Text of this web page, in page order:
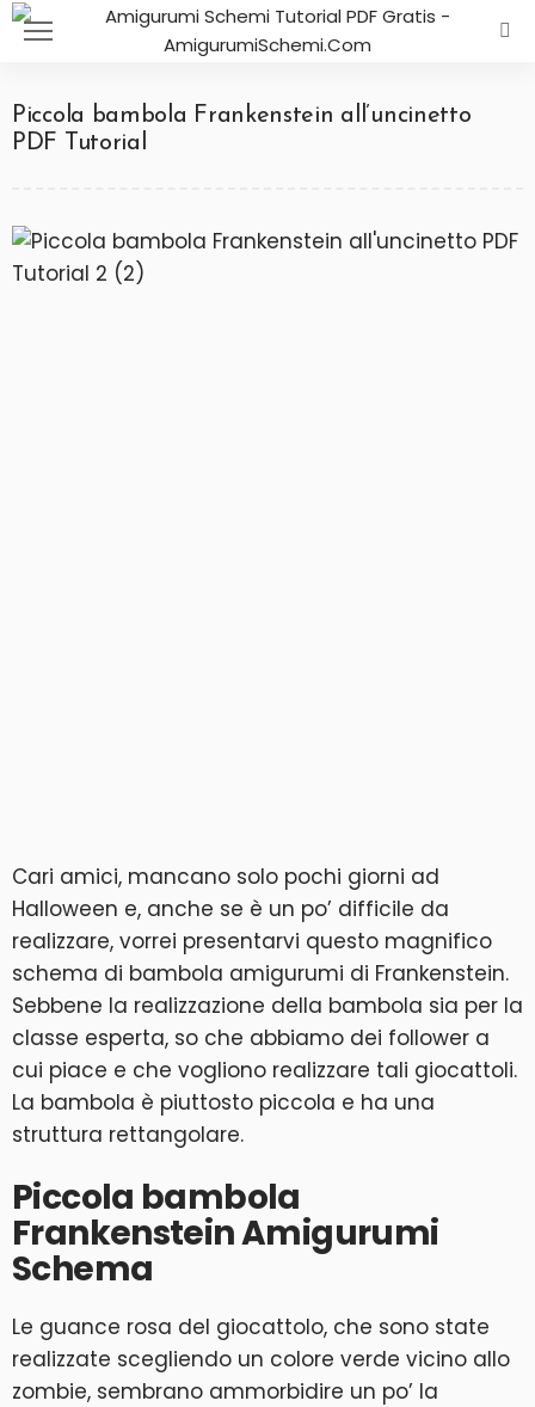
Piccola bambola Frankenstein all’uncinetto
PDF Tutorial
Cari amici, mancano solo pochi giorni ad
Halloween e, anche se è un po’ difficile da
realizzare, vorrei presentarvi questo magnifico
schema di bambola amigurumi di Frankenstein.
Sebbene la realizzazione della bambola sia per la
classe esperta, so che abbiamo dei follower a
cui piace e che vogliono realizzare tali giocattoli.
La bambola è piuttosto piccola e ha una
struttura rettangolare.
Piccola bambola
Frankenstein Amigurumi
Schema
Le guance rosa del giocattolo, che sono state
realizzate scegliendo un colore verde vicino allo
zombie, sembrano ammorbidire un po’ la